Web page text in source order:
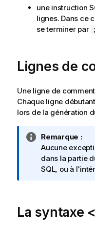
une instruction
lignes. Dans ce
se terminer par ;
Lignes de
Une ligne de
Chaque ligne
lors de la génération
N
o
t
e
o
r
Remarque :
Aucune
dans la partie
SQL, ou à
La syntaxe